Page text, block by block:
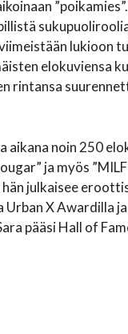
lukioon
elokuviensa
rintansa
aikana noin 250
ja myös
julkaisee
X Awardilla
pääsi Hall of